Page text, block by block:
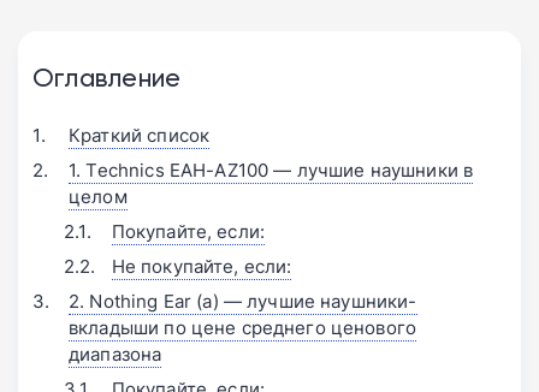
Оглавление
Краткий список
1. Technics EAH-AZ100 — лучшие наушники в
целом
Покупайте, если:
Не покупайте, если:
2. Nothing Ear (a) — лучшие наушники-
вкладыши по цене среднего ценового
диапазона